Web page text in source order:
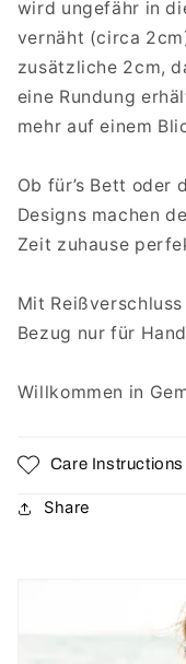
wird ungefähr in
vernäht (circa
zusätzliche 2cm,
eine Rundung
mehr auf einem
Ob für’s Bett oder
Designs machen
Zeit zuhause
Mit
Bezug nur für
Willkommen in
Care Instructions
Share